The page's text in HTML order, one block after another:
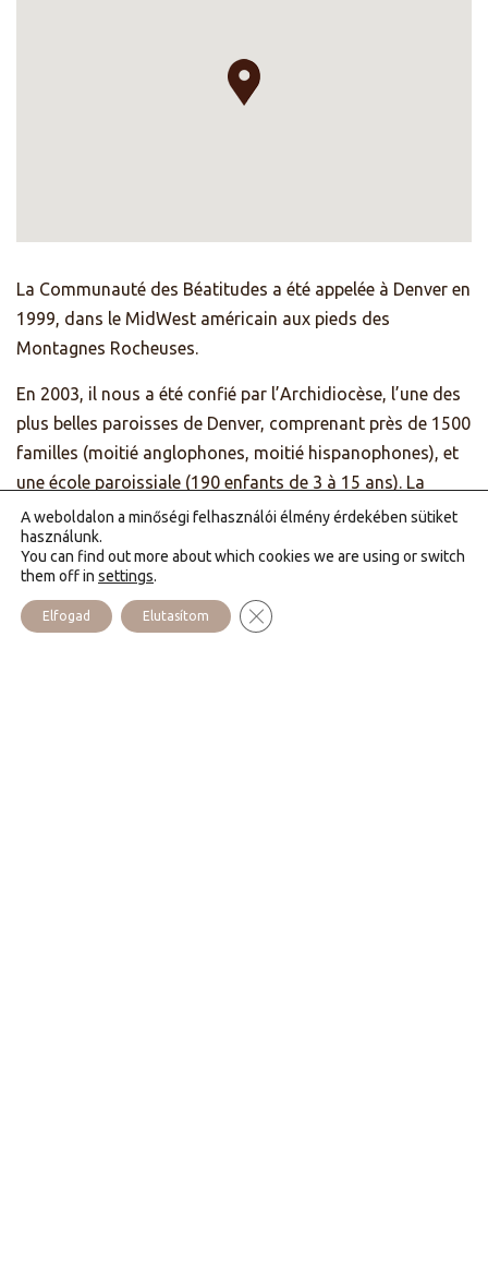
La Communauté des Béatitudes a été appelée à Denver en
1999, dans le MidWest américain aux pieds des
Montagnes Rocheuses.
En 2003, il nous a été confié par l’Archidiocèse, l’une des
plus belles paroisses de Denver, comprenant près de 1500
familles (moitié anglophones, moitié hispanophones), et
une école paroissiale (190 enfants de 3 à 15 ans). La
Communauté s’occupe également d’un magnifique
ermitage dans la montagne, dans 25 hectares de forêts
(découvrir).
Les missions ne manquent pas non plus, tant les
A weboldalon a minőségi felhasználói élmény érdekében sütiket
használunk.
You can find out more about which cookies we are using or switch
them off in settings.
Elfogad Elutasítom Close GDPR Cookie Banner